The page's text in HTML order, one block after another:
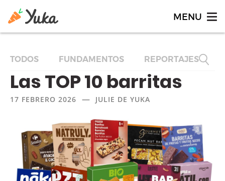
TODOS FUNDAMENTOS REPORTAJES
Las TOP 10 barritas
17 FEBRERO 2026 — JULIE DE YUKA